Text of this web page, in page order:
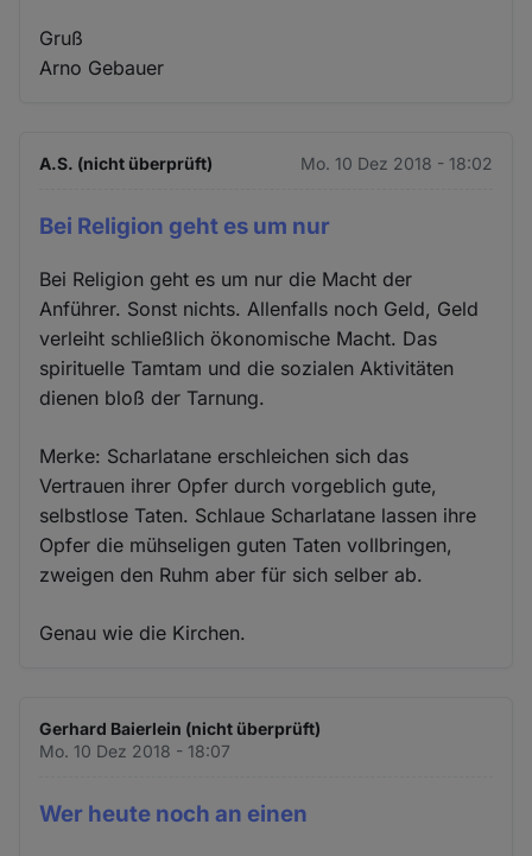
Gruß
Arno Gebauer
A.S. (nicht überprüft) Mo. 10 Dez 2018 - 18:02
Bei Religion geht es um nur
Bei Religion geht es um nur die Macht der
Anführer. Sonst nichts. Allenfalls noch Geld, Geld
verleiht schließlich ökonomische Macht. Das
spirituelle Tamtam und die sozialen Aktivitäten
dienen bloß der Tarnung.
Merke: Scharlatane erschleichen sich das
Vertrauen ihrer Opfer durch vorgeblich gute,
selbstlose Taten. Schlaue Scharlatane lassen ihre
Opfer die mühseligen guten Taten vollbringen,
zweigen den Ruhm aber für sich selber ab.
Genau wie die Kirchen.
Gerhard Baierlein (nicht überprüft)
Mo. 10 Dez 2018 - 18:07
Wer heute noch an einen